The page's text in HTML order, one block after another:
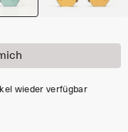
wieder verfügbar